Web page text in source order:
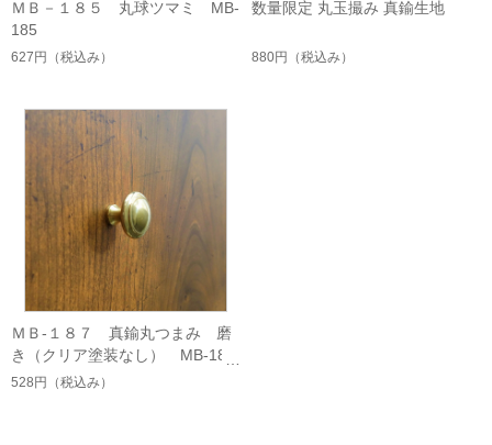
ＭＢ－１８５ 丸球ツマミ MB-
185
627円 （税込み）
数量限定 丸玉撮み 真鍮生地
880円 （税込み）
ＭＢ-１８７ 真鍮丸つまみ 磨
き（クリア塗装なし） MB-187
528円 （税込み）